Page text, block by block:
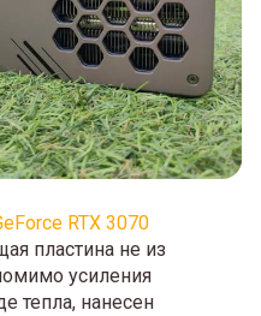
RTX 3070
пластина не из
усиления
тепла, нанесен